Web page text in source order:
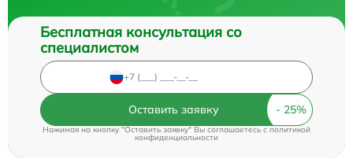
Бесплатная консультация со
специалистом
Оставить заявку
Нажимая на кнопку "Оставить заявку" Вы соглашаетесь cполитикой
конфиденциальности